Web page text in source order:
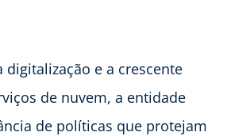
digitalização e a crescente
de nuvem, a entidade
de políticas que protejam